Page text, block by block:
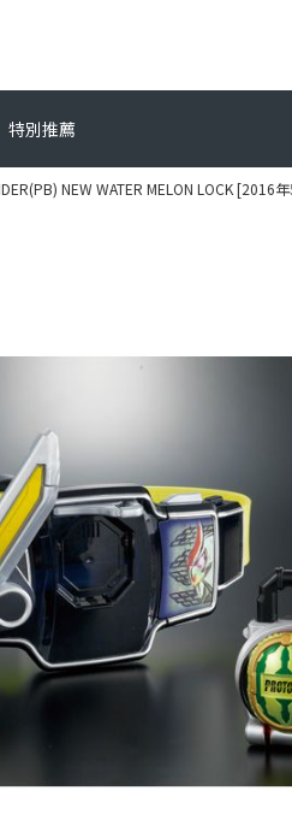
特別推薦
NEW WATER MELON LOCK [2016